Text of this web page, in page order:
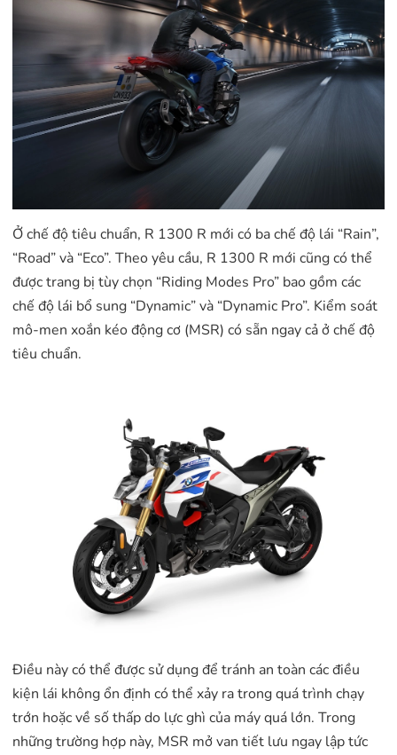
Ở chế độ tiêu chuẩn, R 1300 R mới có ba chế độ lái “Rain”,
“Road” và “Eco”. Theo yêu cầu, R 1300 R mới cũng có thể
được trang bị tùy chọn “Riding Modes Pro” bao gồm các
chế độ lái bổ sung “Dynamic” và “Dynamic Pro”. Kiểm soát
mô-men xoắn kéo động cơ (MSR) có sẵn ngay cả ở chế độ
tiêu chuẩn.
Điều này có thể được sử dụng để tránh an toàn các điều
kiện lái không ổn định có thể xảy ra trong quá trình chạy
trớn hoặc về số thấp do lực ghì của máy quá lớn. Trong
những trường hợp này, MSR mở van tiết lưu ngay lập tức